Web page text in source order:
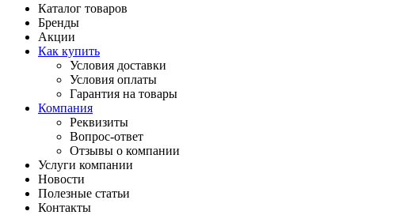
Каталог товаров
Бренды
Акции
Как купить
Условия доставки
Условия оплаты
Гарантия на товары
Компания
Реквизиты
Вопрос-ответ
Отзывы о компании
Услуги компании
Новости
Полезные статьи
Контакты